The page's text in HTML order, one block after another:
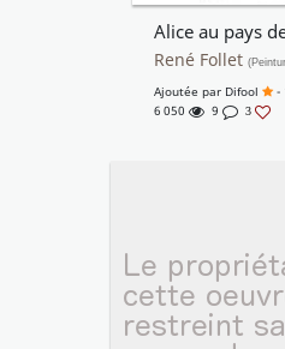
Alice au pays
René Follet
Ajoutée par Difool
-
6 050
9 3